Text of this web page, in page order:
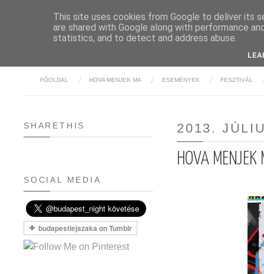
FŐOLDAL HOVA MENJEK MA ESEMÉNYEK FESZTIVÁL
2013.
HOVA
SHARETHIS
SOCIAL MEDIA
This site uses cookies from Google to deliver its
are shared with Google along with performance
statistics, and to detect and address abuse.